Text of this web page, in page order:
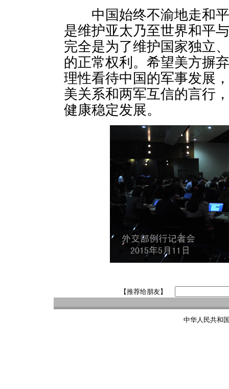
中国始终不渝地走和平
是维护亚太乃至世界和平
完全是为了维护国家独立
的正常权利。希望美方摒
理性看待中国的军事发展
美关系和两军互信的言行
健康稳定发展。
【推荐给朋友】
中华人民共和